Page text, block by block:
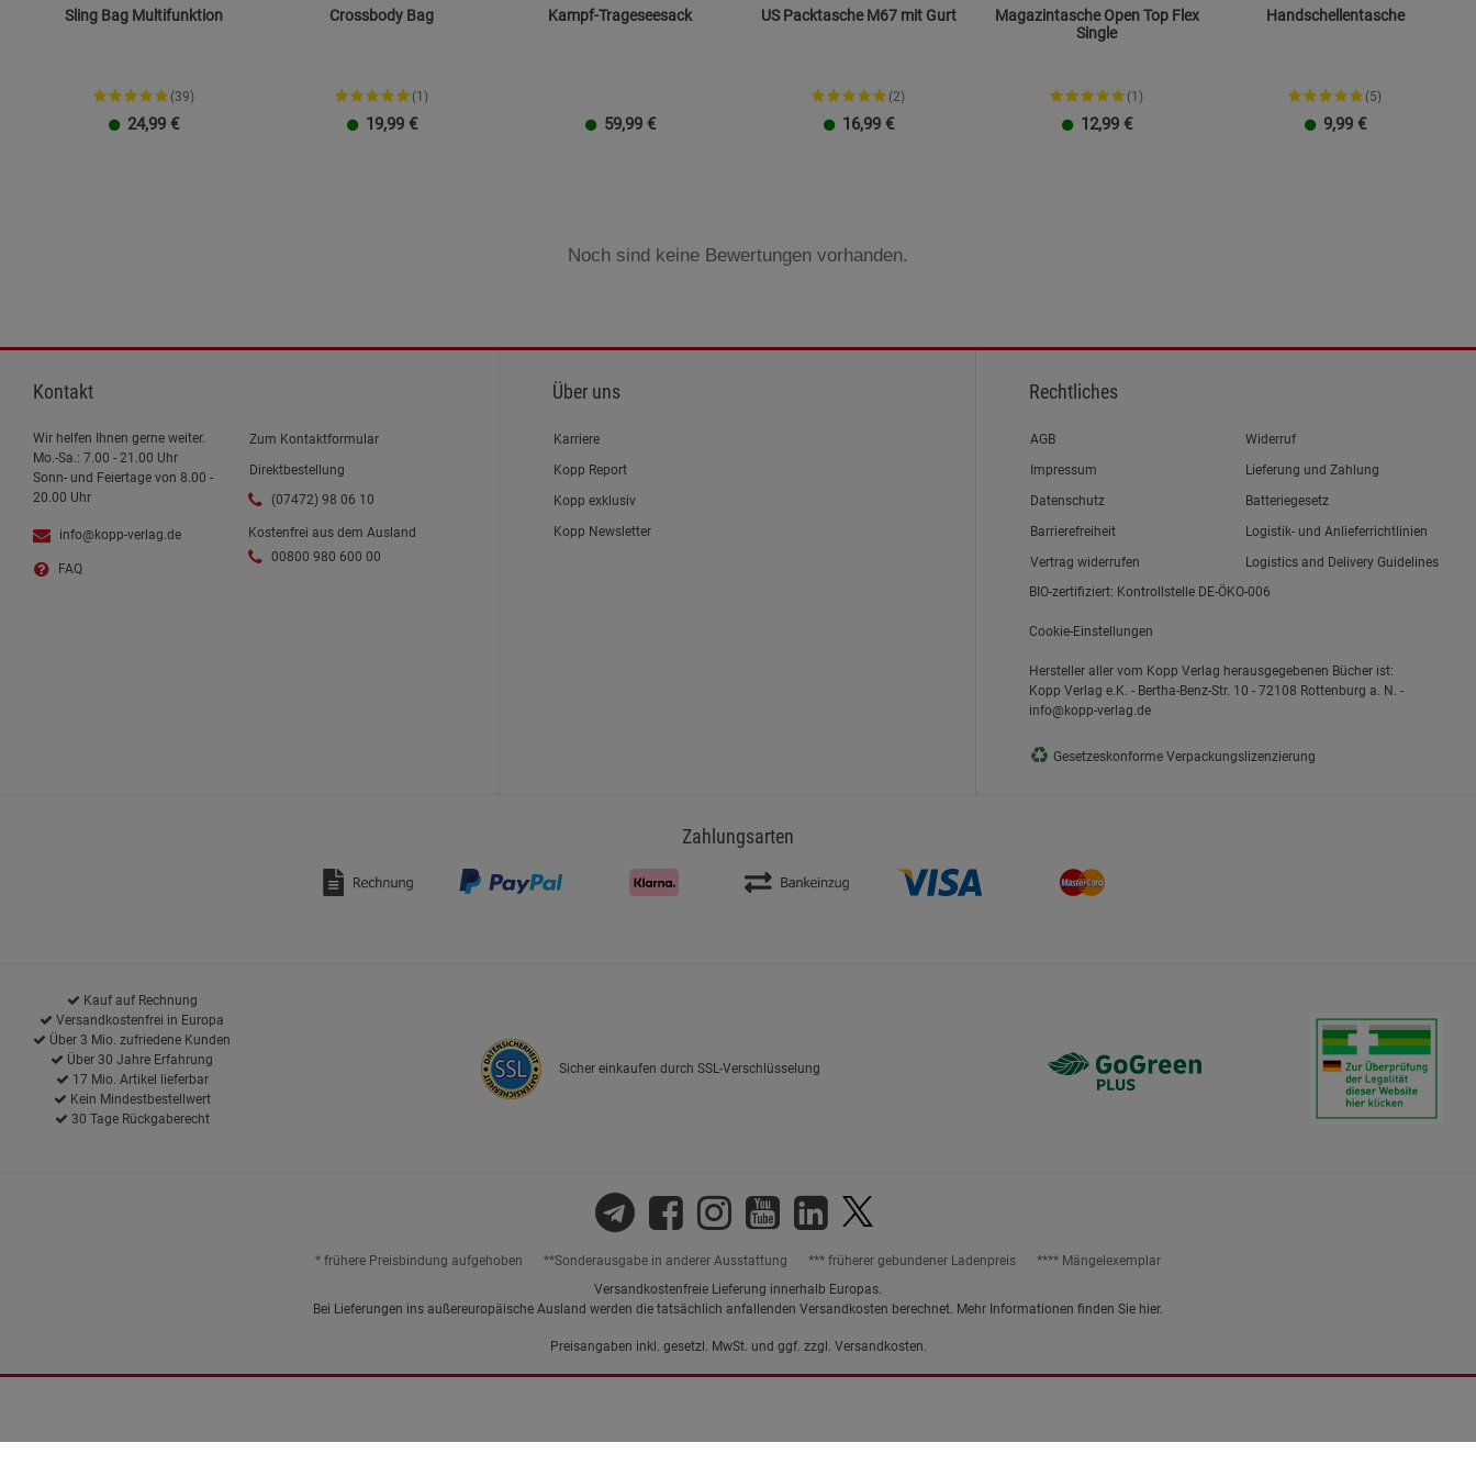
Sling Bag Multifunktion
(39)
24,99 €
Crossbody Bag
(1)
19,99 €
Kampf-Trageseesack
59,99 €
US Packtasche M67 mit Gurt
(2)
16,99 €
Magazintasche Open Top Flex
Single
(1)
12,99 €
Handschellentasche
(5)
9,99 €
Noch sind keine Bewertungen vorhanden.
Kontakt
Wir helfen Ihnen gerne weiter.
Mo.-Sa.: 7.00 - 21.00 Uhr
Sonn- und Feiertage von 8.00 -
20.00 Uhr
info@kopp-verlag.de
FAQ
Zum Kontaktformular
Direktbestellung
(07472) 98 06 10
Kostenfrei aus dem Ausland
00800 980 600 00
Über uns
Karriere
Kopp Report
Kopp exklusiv
Kopp Newsletter
Rechtliches
Link zum/zur
AGB
Link zum/zur
Impressum
Link zum/zur
Datenschutz
Link zum/zur
Barrierefreiheit
Vertrag widerrufen
Widerruf
Lieferung und Zahlung
Batteriegesetz
Logistik- und Anlieferrichtlinien
Logistics and Delivery Guidelines
BIO-zertifiziert: Kontrollstelle DE-ÖKO-006
Cookie-Einstellungen
Hersteller aller vom Kopp Verlag herausgegebenen Bücher ist:
Kopp Verlag e.K. - Bertha-Benz-Str. 10 - 72108 Rottenburg a. N. -
info@kopp-verlag.de
♻ Gesetzeskonforme Verpackungslizenzierung
Zahlungsarten
Kauf auf Rechnung
Versandkostenfrei in Europa
Über 3 Mio. zufriedene Kunden
Über 30 Jahre Erfahrung
17 Mio. Artikel lieferbar
Kein Mindestbestellwert
30 Tage Rückgaberecht
Sicher einkaufen durch SSL-Verschlüsselung
* frühere Preisbindung aufgehoben **Sonderausgabe in anderer Ausstattung *** früherer gebundener Ladenpreis
**** Mängelexemplar
Versandkostenfreie Lieferung innerhalb Europas.
Bei Lieferungen ins außereuropäische Ausland werden die tatsächlich anfallenden Versandkosten berechnet. Mehr Informationen finden Sie hier.
Preisangaben inkl. gesetzl. MwSt. und ggf. zzgl. Versandkosten.